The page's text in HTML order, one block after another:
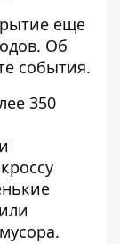
еще
Об
события.
350